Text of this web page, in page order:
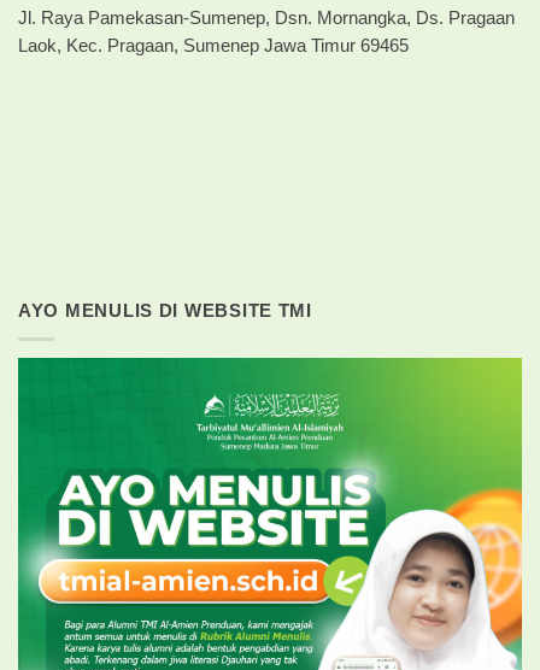
Jl. Raya Pamekasan-Sumenep, Dsn. Mornangka, Ds. Pragaan
Laok, Kec. Pragaan, Sumenep Jawa Timur 69465
AYO MENULIS DI WEBSITE TMI